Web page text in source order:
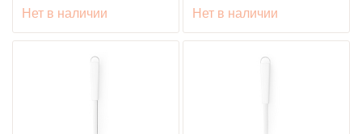
Нет в наличии
Нет в наличии